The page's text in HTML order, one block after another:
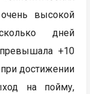
высокой
дней
+10
при достижении
на пойму,